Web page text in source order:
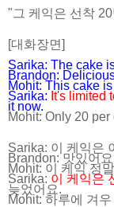
"그 케익은 선착
[대화장면]
Sarika: The cake
Brandon:
Mohit: This cake
Sarika: It's limited
it now.
Mohit: Only 20 per
Sarika: 이 케익은
Brandon: 맛있어
Mohit: 이 케익 정
Sarika: 이 케익은
늦었어요.
Mohit: 하루에 겨